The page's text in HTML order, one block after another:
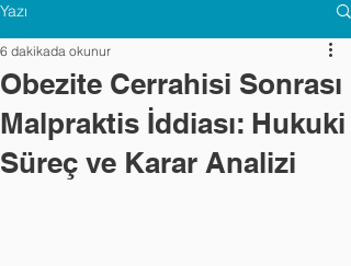
Yazı
Obezite Cerrahisi Sonrası
Malpraktis İddiası: Hukuki
Süreç ve Karar Analizi
6 dakikada okunur